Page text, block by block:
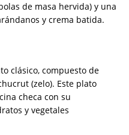
de masa hervida) y una
y crema batida.
clásico, compuesto de
(zelo). Este plato
checa con su
y vegetales